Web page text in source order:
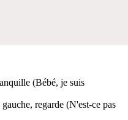
(Bébé, je suis
regarde (N'est-ce pas